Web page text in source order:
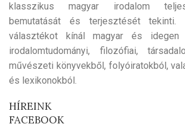
klasszikus magyar irodalom
bemutatását és terjesztését tekinti.
választékot kínál magyar és idegen
irodalomtudományi, filozófiai,
művészeti könyvekből, folyóiratokból,
és lexikonokból.
HÍREINK
FACEBOOK